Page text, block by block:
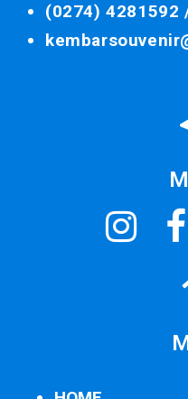
(0274) 4281592